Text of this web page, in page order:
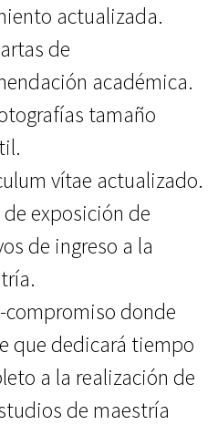
actualizada.
de
académica.
tamaño
vítae actualizado.
exposición de
de ingreso a la
compromiso donde
que dedicará tiempo
a la realización de
de maestría